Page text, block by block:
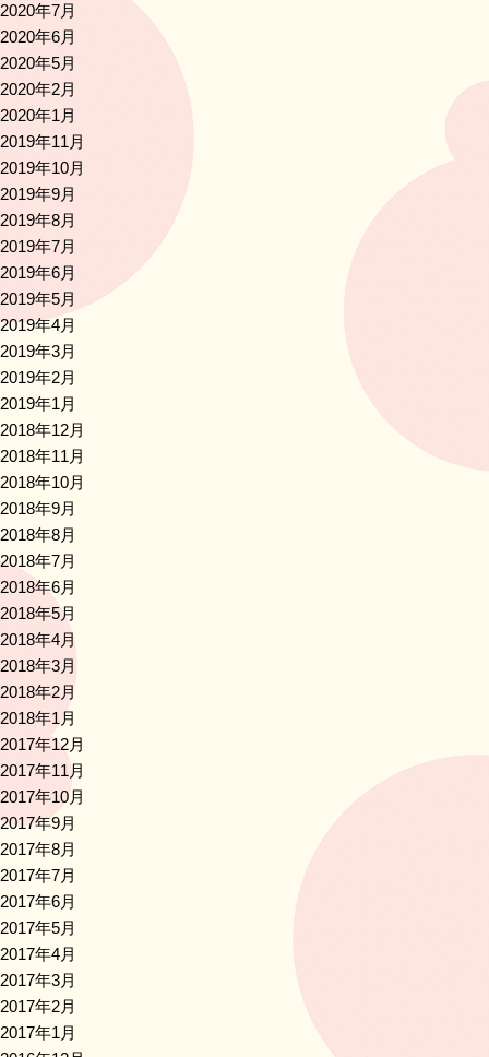
2020年7月
2020年6月
2020年5月
2020年2月
2020年1月
2019年11月
2019年10月
2019年9月
2019年8月
2019年7月
2019年6月
2019年5月
2019年4月
2019年3月
2019年2月
2019年1月
2018年12月
2018年11月
2018年10月
2018年9月
2018年8月
2018年7月
2018年6月
2018年5月
2018年4月
2018年3月
2018年2月
2018年1月
2017年12月
2017年11月
2017年10月
2017年9月
2017年8月
2017年7月
2017年6月
2017年5月
2017年4月
2017年3月
2017年2月
2017年1月